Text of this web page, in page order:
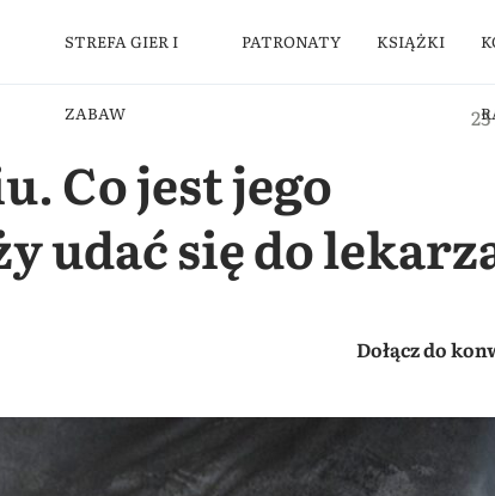
STREFA GIER I
ZABAW
PATRONATY KSIĄŻKI
Co jest jego
udać się do
Dołącz do